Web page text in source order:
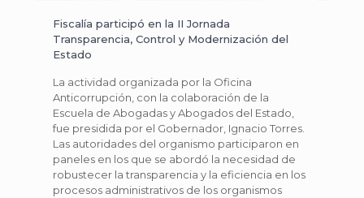
Fiscalía participó en la II Jornada
Transparencia, Control y Modernización del
Estado
La actividad organizada por la Oficina
Anticorrupción, con la colaboración de la
Escuela de Abogadas y Abogados del Estado,
fue presidida por el Gobernador, Ignacio Torres.
Las autoridades del organismo participaron en
paneles en los que se abordó la necesidad de
robustecer la transparencia y la eficiencia en los
procesos administrativos de los organismos